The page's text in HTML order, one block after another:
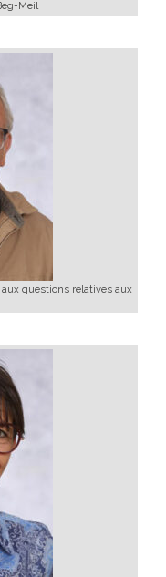
Meil
questions relatives aux